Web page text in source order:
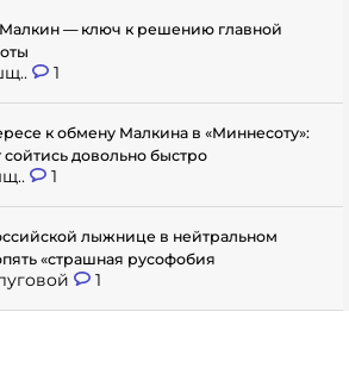
Малкин — ключ к решению главной
1
к обмену Малкина в «Миннесоту»:
довольно быстро
1
лыжнице в нейтральном
«страшная русофобия
1